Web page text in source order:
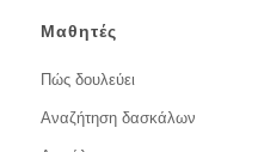
Μαθητές
Πώς δουλεύει
Αναζήτηση δασκάλων